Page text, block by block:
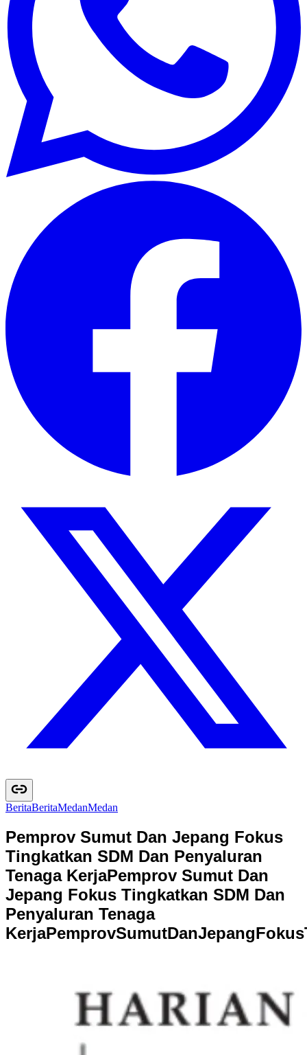
BeritaBeritaMedanMedan
Pemprov Sumut Dan Jepang Fokus
Tingkatkan SDM Dan Penyaluran
Tenaga KerjaPemprov Sumut Dan
Jepang Fokus Tingkatkan SDM Dan
Penyaluran Tenaga
KerjaPemprovSumutDanJepangFokus